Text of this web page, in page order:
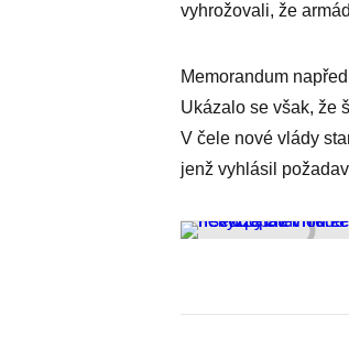
vyhrožovali, že
Memorandum
Ukázalo se však, že
V čele nové vlády
jenž vyhlásil